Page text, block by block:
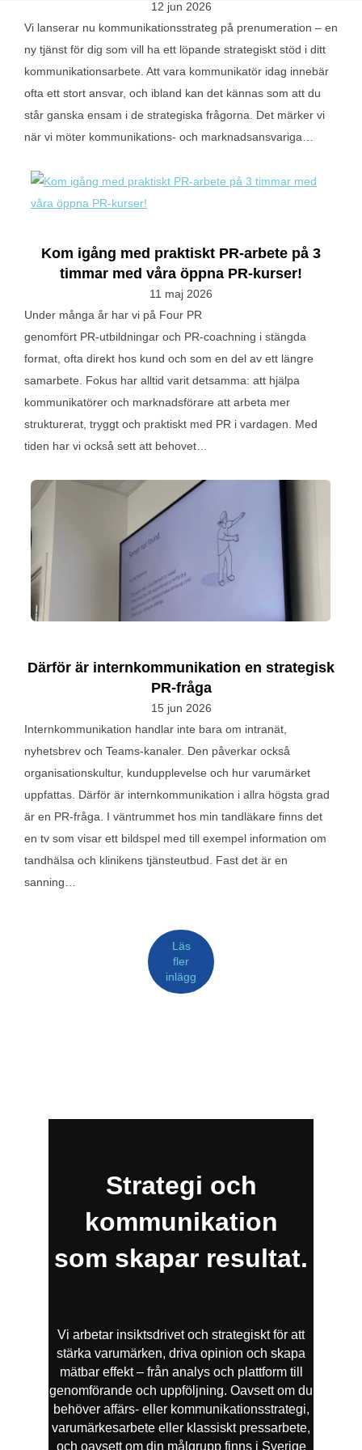
12 jun 2026
Vi lanserar nu kommunikationsstrateg på prenumeration – en
ny tjänst för dig som vill ha ett löpande strategiskt stöd i ditt
kommunikationsarbete. Att vara kommunikatör idag innebär
ofta ett stort ansvar, och ibland kan det kännas som att du
står ganska ensam i de strategiska frågorna. Det märker vi
när vi möter kommunikations- och marknadsansvariga…
Kom igång med praktiskt PR-arbete på 3
timmar med våra öppna PR-kurser!
11 maj 2026
Under många år har vi på Four PR
genomfört PR‑utbildningar och PR‑coachning i stängda
format, ofta direkt hos kund och som en del av ett längre
samarbete. Fokus har alltid varit detsamma: att hjälpa
kommunikatörer och marknadsförare att arbeta mer
strukturerat, tryggt och praktiskt med PR i vardagen. Med
tiden har vi också sett att behovet…
Därför är internkommunikation en strategisk
PR-fråga
15 jun 2026
Internkommunikation handlar inte bara om intranät,
nyhetsbrev och Teams-kanaler. Den påverkar också
organisationskultur, kundupplevelse och hur varumärket
uppfattas. Därför är internkommunikation i allra högsta grad
är en PR-fråga. I väntrummet hos min tandläkare finns det
en tv som visar ett bildspel med till exempel information om
tandhälsa och klinikens tjänsteutbud. Fast det är en
sanning…
Läs
fler
inlägg
Strategi och
kommunikation
som skapar resultat.
Vi arbetar insiktsdrivet och strategiskt för att
stärka varumärken, driva opinion och skapa
mätbar effekt – från analys och plattform till
genomförande och uppföljning. Oavsett om du
behöver affärs- eller kommunikationsstrategi,
varumärkesarbete eller klassiskt pressarbete,
och oavsett om din målgrupp finns i Sverige